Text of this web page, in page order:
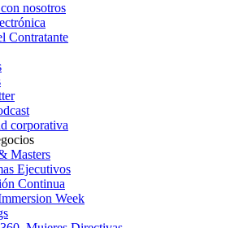
nosotros
Contratante
corporativa
Masters
Ejecutivos
Continua
Week